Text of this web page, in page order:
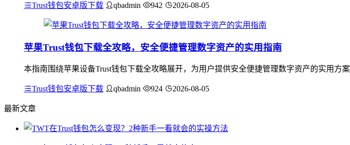
Trust钱包安卓版下载 qbadmin 942 2026-08-05
苹果Trust钱包下载全攻略，安全便捷管理数字资产的实用指南
本指南围绕苹果设备Trust钱包下载全攻略展开，为用户提供安全便捷管理数字资产的实用
Trust钱包安卓版下载 qbadmin 924 2026-08-05
最新文章